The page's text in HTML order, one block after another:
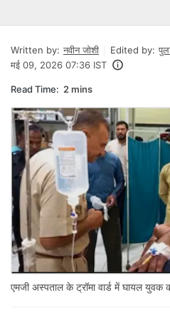
Written by: नवीन जोशी Edited by:
मई 09, 2026 07:36 IST
Read Time: 2 mins
एमजी अस्पताल के ट्रॉमा वार्ड में घायल युवक